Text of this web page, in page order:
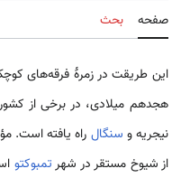
صفحه بحث
این طریقت در زمرۀ فرقه‌های
هجدهم میلادی، در برخی از
نیجریه و سنگال راه یافته است.
از شیوخ مستقر در شهرتمبوکتو